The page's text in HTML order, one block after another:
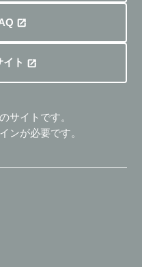
ト
サイトです。
ンが必要です。